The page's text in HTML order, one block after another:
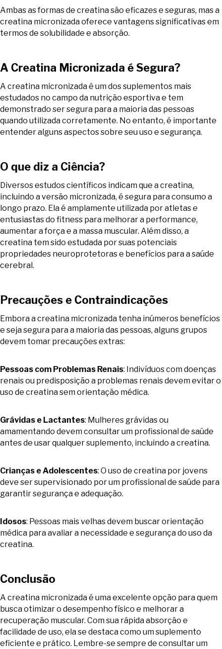
Ambas as formas de creatina são eficazes e seguras, mas a
creatina micronizada oferece vantagens significativas em
termos de solubilidade e absorção.
A Creatina Micronizada é Segura?
A creatina micronizada é um dos suplementos mais
estudados no campo da nutrição esportiva e tem
demonstrado ser segura para a maioria das pessoas
quando utilizada corretamente. No entanto, é importante
entender alguns aspectos sobre seu uso e segurança.
O que diz a Ciência?
Diversos estudos científicos indicam que a creatina,
incluindo a versão micronizada, é segura para consumo a
longo prazo. Ela é amplamente utilizada por atletas e
entusiastas do fitness para melhorar a performance,
aumentar a força e a massa muscular. Além disso, a
creatina tem sido estudada por suas potenciais
propriedades neuroprotetoras e benefícios para a saúde
cerebral.
Precauções e Contraindicações
Embora a creatina micronizada tenha inúmeros benefícios
e seja segura para a maioria das pessoas, alguns grupos
devem tomar precauções extras:
Pessoas com Problemas Renais: Indivíduos com doenças
renais ou predisposição a problemas renais devem evitar o
uso de creatina sem orientação médica.
Grávidas e Lactantes: Mulheres grávidas ou
amamentando devem consultar um profissional de saúde
antes de usar qualquer suplemento, incluindo a creatina.
Crianças e Adolescentes: O uso de creatina por jovens
deve ser supervisionado por um profissional de saúde para
garantir segurança e adequação.
Idosos: Pessoas mais velhas devem buscar orientação
médica para avaliar a necessidade e segurança do uso da
creatina.
Conclusão
A creatina micronizada é uma excelente opção para quem
busca otimizar o desempenho físico e melhorar a
recuperação muscular. Com sua rápida absorção e
facilidade de uso, ela se destaca como um suplemento
eficiente e prático. Lembre-se sempre de consultar um